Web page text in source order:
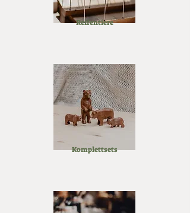
Reifentiere
Komplettsets